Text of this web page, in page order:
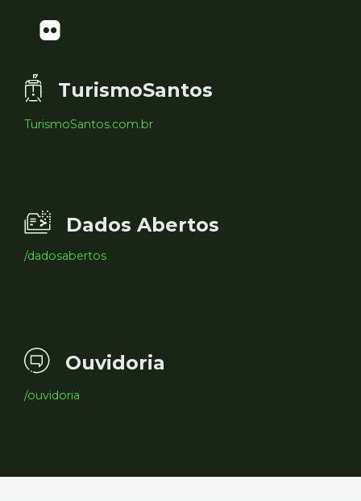
TurismoSantos
TurismoSantos.com.br
Dados Abertos
/dadosabertos
Ouvidoria
/ouvidoria